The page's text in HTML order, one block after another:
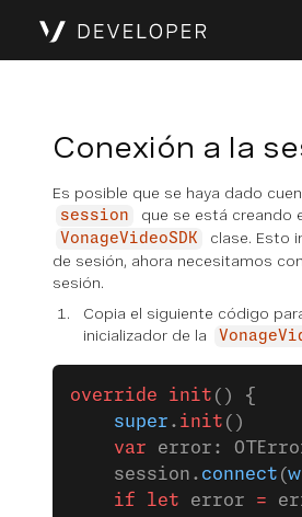
Conexión a la
Es posible que se haya dado
session que se está creando
VonageVideoSDK
clase. Esto
de sesión, ahora necesitamos
sesión.
Copia el siguiente código
inicializador de la
override init () {
    super
. init ()
    var
error:
    session.
connect (
    if
let error =